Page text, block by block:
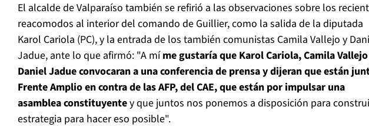
El alcalde de Valparaíso también se refirió a las observaciones sobre los
reacomodos al interior del comando de Guillier, como la salida de la diputada
Karol Cariola (PC), y la entrada de los también comunistas Camila Vallejo y
Jadue, ante lo que afirmó: "A míme gustaría que Karol Cariola, Camila
Daniel Jadue convocaran a una conferencia de prensa y dijeran que están
Frente Amplio en contra de las AFP, del CAE, que están por impulsar una
asamblea constituyentey que juntos nos ponemos a disposición para
estrategia para hacer eso posible".